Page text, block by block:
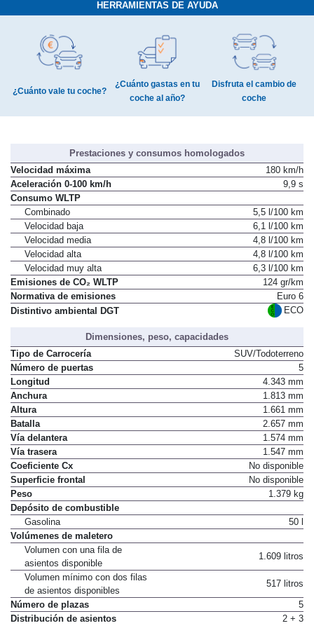
HERRAMIENTAS DE AYUDA
¿Cuánto vale tu coche?
¿Cuánto gastas en tu
coche al año?
Disfruta el cambio de
coche
Prestaciones y consumos homologados
Velocidad máxima
180 km/h
Aceleración 0-100 km/h
9,9 s
Consumo WLTP
Combinado
5,5 l/100 km
Velocidad baja
6,1 l/100 km
Velocidad media
4,8 l/100 km
Velocidad alta
4,8 l/100 km
Velocidad muy alta
6,3 l/100 km
Emisiones de CO₂ WLTP
124 gr/km
Normativa de emisiones
Euro 6
Distintivo ambiental DGT
ECO
Dimensiones, peso, capacidades
Tipo de Carrocería
SUV/Todoterreno
Número de puertas
5
Longitud
4.343 mm
Anchura
1.813 mm
Altura
1.661 mm
Batalla
2.657 mm
Vía delantera
1.574 mm
Vía trasera
1.547 mm
Coeficiente Cx
No disponible
Superficie frontal
No disponible
Peso
1.379 kg
Depósito de combustible
Gasolina
50 l
Volúmenes de maletero
Volumen con una fila de
asientos disponible
1.609 litros
Volumen mínimo con dos filas
de asientos disponibles
517 litros
Número de plazas
5
Distribución de asientos
2 + 3